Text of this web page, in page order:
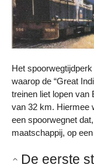
Het
waarop de “Great
treinen liet lopen van
van 32 km. Hiermee
een spoorwegnet
maatschappij, op
De eerste